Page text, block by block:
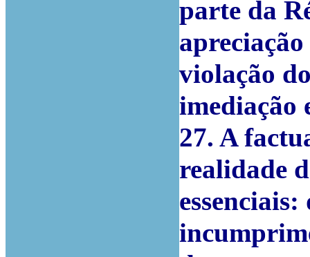
parte da
violação
imediação
27. A
realidade